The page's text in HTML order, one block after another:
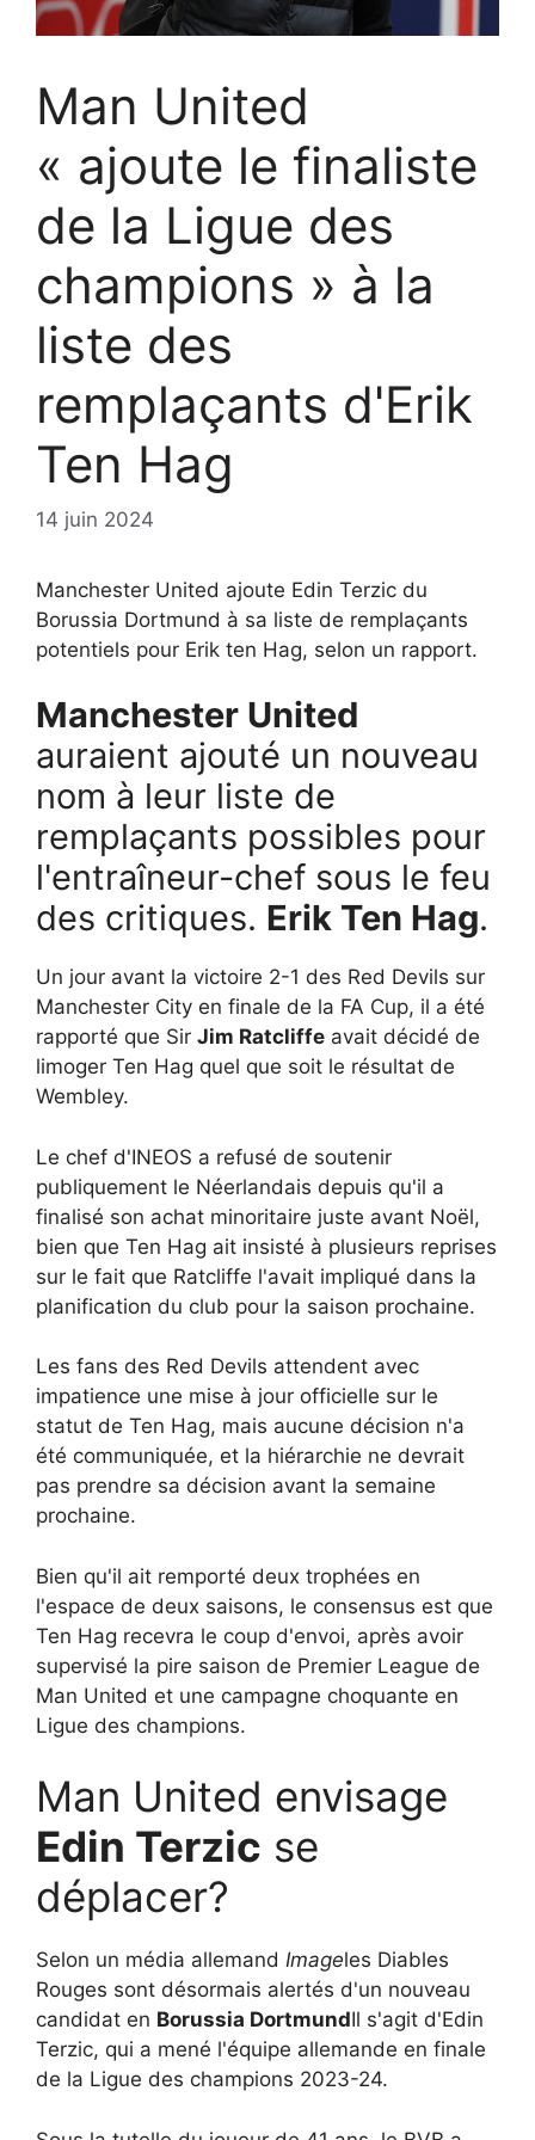
Man United
« ajoute le finaliste
de la Ligue des
champions » à la
liste des
remplaçants d'Erik
Ten Hag
14 juin 2024
Manchester United ajoute Edin Terzic du
Borussia Dortmund à sa liste de remplaçants
potentiels pour Erik ten Hag, selon un rapport.
Manchester United
auraient ajouté un nouveau
nom à leur liste de
remplaçants possibles pour
l'entraîneur-chef sous le feu
des critiques. Erik Ten Hag.
Un jour avant la victoire 2-1 des Red Devils sur
Manchester City en finale de la FA Cup, il a été
rapporté que Sir Jim Ratcliffe avait décidé de
limoger Ten Hag quel que soit le résultat de
Wembley.
Le chef d'INEOS a refusé de soutenir
publiquement le Néerlandais depuis qu'il a
finalisé son achat minoritaire juste avant Noël,
bien que Ten Hag ait insisté à plusieurs reprises
sur le fait que Ratcliffe l'avait impliqué dans la
planification du club pour la saison prochaine.
Les fans des Red Devils attendent avec
impatience une mise à jour officielle sur le
statut de Ten Hag, mais aucune décision n'a
été communiquée, et la hiérarchie ne devrait
pas prendre sa décision avant la semaine
prochaine.
Bien qu'il ait remporté deux trophées en
l'espace de deux saisons, le consensus est que
Ten Hag recevra le coup d'envoi, après avoir
supervisé la pire saison de Premier League de
Man United et une campagne choquante en
Ligue des champions.
Man United envisage
Edin Terzic se
déplacer?
Selon un média allemand Imageles Diables
Rouges sont désormais alertés d'un nouveau
candidat en Borussia DortmundIl s'agit d'Edin
Terzic, qui a mené l'équipe allemande en finale
de la Ligue des champions 2023-24.